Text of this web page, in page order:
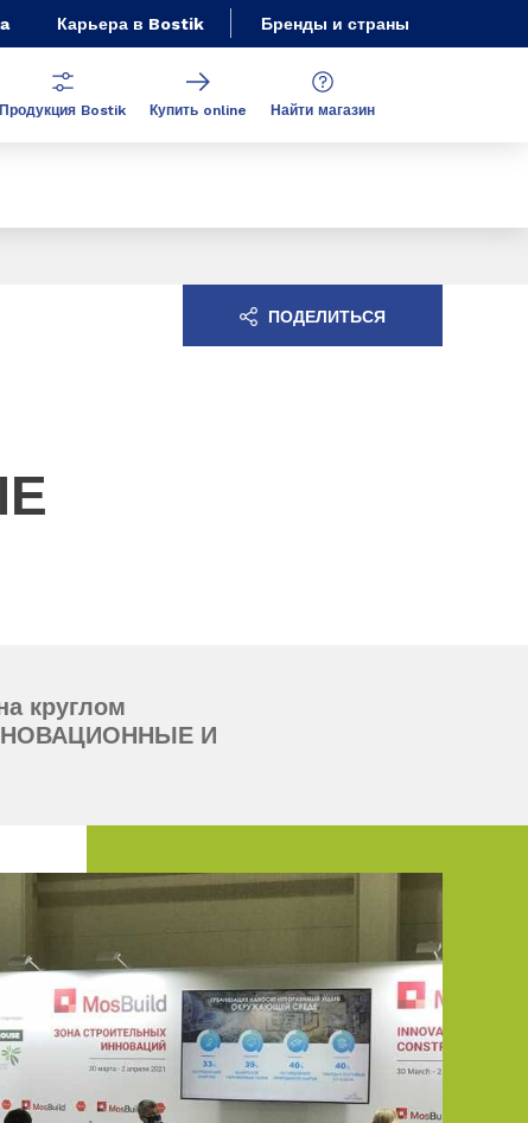
Карьера в Bostik Бренды и страны
Продукция Bostik Купить online Найти магазин
ПОДЕЛИТЬСЯ
круглом
И